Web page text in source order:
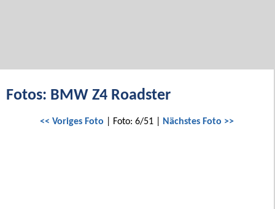
Fotos: BMW Z4 Roadster
<< Voriges Foto | Foto: 6/51 | Nächstes Foto >>